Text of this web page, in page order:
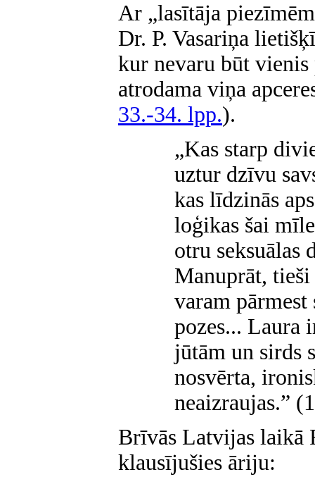
Ar „lasītāja
Dr. P. Vasariņa
kur nevaru būt vienis
atrodama viņa
33.-34. lpp.).
„Kas starp
uztur dzīvu
kas līdzinās
loģikas šai
otru seksuālas
Manuprāt,
varam pārmest
pozes... Laura
jūtām un sirds
nosvērta,
neaizraujas.”
Brīvās Latvijas laikā
klausījušies āriju: